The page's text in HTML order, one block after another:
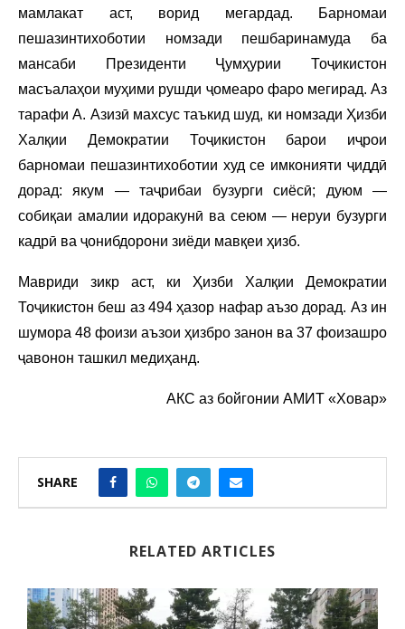
мамлакат аст, ворид мегардад. Барномаи
пешазинтихоботии номзади пешбаринамуда ба
мансаби Президенти Ҷумҳурии Тоҷикистон
масъалаҳои муҳими рушди ҷомеаро фаро мегирад. Аз
тарафи А. Азизӣ махсус таъкид шуд, ки номзади Ҳизби
Халқии Демократии Тоҷикистон барои иҷрои
барномаи пешазинтихоботии худ се имконияти ҷиддӣ
дорад: якум — таҷрибаи бузурги сиёсӣ; дуюм —
собиқаи амалии идоракунӣ ва сеюм — неруи бузурги
кадрӣ ва ҷонибдорони зиёди мавқеи ҳизб.
Мавриди зикр аст, ки Ҳизби Халқии Демократии
Тоҷикистон беш аз 494 ҳазор нафар аъзо дорад. Аз ин
шумора 48 фоизи аъзои ҳизбро занон ва 37 фоизашро
ҷавонон ташкил медиҳанд.
АКС аз бойгонии АМИТ «Ховар»
SHARE
RELATED ARTICLES